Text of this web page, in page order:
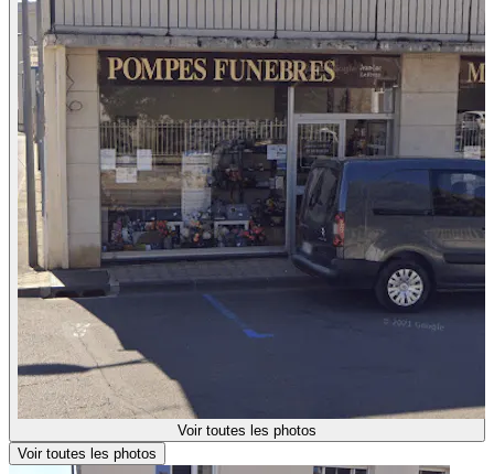
Voir toutes les photos
Voir toutes les photos